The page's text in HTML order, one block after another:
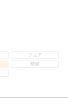
フェア
整備